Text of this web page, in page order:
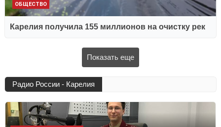
ОБЩЕСТВО
Карелия получила 155 миллионов на очистку рек
Показать еще
Радио России - Карелия